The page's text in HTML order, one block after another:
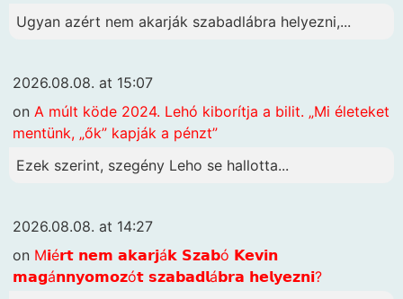
Ugyan azért nem akarják szabadlábra helyezni,...
2026.08.08. at 15:07
on A múlt köde 2024. Lehó kiborítja a bilit. „Mi életeket
mentünk, „ők” kapják a pénzt”
Ezek szerint, szegény Leho se hallotta...
2026.08.08. at 14:27
on M𝗶é𝗿𝘁 𝗻𝗲𝗺 𝗮𝗸𝗮𝗿𝗷á𝗸 𝗦𝘇𝗮𝗯ó 𝗞𝗲𝘃𝗶𝗻
𝗺𝗮𝗴á𝗻𝗻𝘆𝗼𝗺𝗼𝘇ó𝘁 𝘀𝘇𝗮𝗯𝗮𝗱𝗹á𝗯𝗿𝗮 𝗵𝗲𝗹𝘆𝗲𝘇𝗻𝗶?